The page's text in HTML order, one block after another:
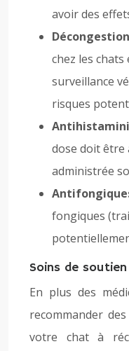
avoir des
chez les
surveillance
risques
dose doit être
administrée
fongiques
Soins de
En plus des
recommander
votre chat à